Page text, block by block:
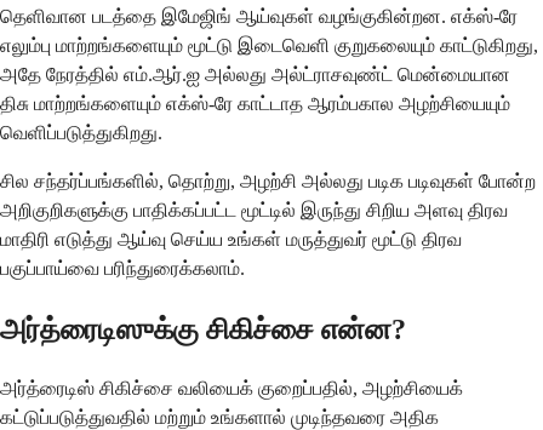
தெளிவான படத்தை இமேஜிங் ஆய்வுகள் வழங்குகின்றன. எக்ஸ்-ரே
எலும்பு மாற்றங்களையும் மூட்டு இடைவெளி குறுகலையும் காட்டுகிறது,
அதே நேரத்தில் எம்.ஆர்.ஐ அல்லது அல்ட்ராசவுண்ட் மென்மையான
திசு மாற்றங்களையும் எக்ஸ்-ரே காட்டாத ஆரம்பகால அழற்சியையும்
வெளிப்படுத்துகிறது.
சில சந்தர்ப்பங்களில், தொற்று, அழற்சி அல்லது படிக படிவுகள் போன்ற
அறிகுறிகளுக்கு பாதிக்கப்பட்ட மூட்டில் இருந்து சிறிய அளவு திரவ
மாதிரி எடுத்து ஆய்வு செய்ய உங்கள் மருத்துவர் மூட்டு திரவ
பகுப்பாய்வை பரிந்துரைக்கலாம்.
அர்த்ரைடிஸுக்கு சிகிச்சை என்ன?
அர்த்ரைடிஸ் சிகிச்சை வலியைக் குறைப்பதில், அழற்சியைக்
கட்டுப்படுத்துவதில் மற்றும் உங்களால் முடிந்தவரை அதிக